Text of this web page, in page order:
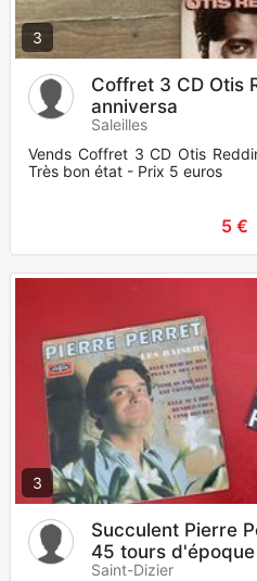
3
Coffret 3 CD Otis
anniversa
Saleilles
Vends Coffret 3 CD Otis
Très bon état - Prix 5 euros
5 €
3
Succulent Pierre
45 tours d'époque
Saint-Dizier